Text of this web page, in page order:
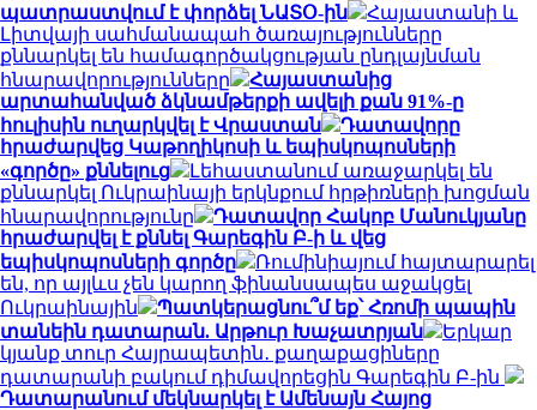
պատրաստվում է փորձել ՆԱՏՕ-ին
Հայաստանի և
Լիտվայի սահմանապահ ծառայությունները
քննարկել են համագործակցության ընդլայնման
հնարավորությունները
Հայաստանից
արտահանված ձկնամթերքի ավելի քան 91%-ը
հուլիսին ուղարկվել է Վրաստան
Դատավորը
հրաժարվեց Կաթողիկոսի և եպիսկոպոսների
«գործը» քննելուց
Լեհաստանում առաջարկել են
քննարկել Ուկրաինայի երկնքում հրթիռների խոցման
հնարավորությունը
Դատավոր Հակոբ Մանուկյանը
հրաժարվել է քննել Գարեգին Բ-ի և վեց
եպիսկոպոսների գործը
Ռումինիայում հայտարարել
են, որ այլևս չեն կարող ֆինանսապես աջակցել
Ուկրաինային
Պատկերացնու՞մ եք՝ Հռոմի պապին
տանեին դատարան. Արթուր Խաչատրյան
Երկար
կյանք տուր Հայրապետին․ քաղաքացիները
դատարանի բակում դիմավորեցին Գարեգին Բ-ին
Դատարանում մեկնարկել է Ամենայն Հայոց